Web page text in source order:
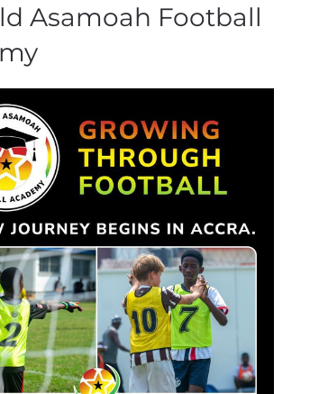
Asamoah Football